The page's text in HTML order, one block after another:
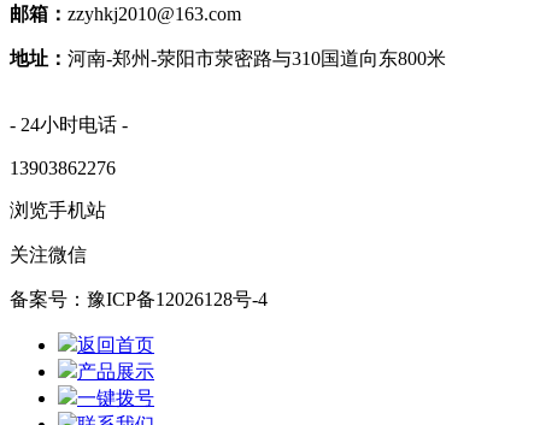
邮箱： zzyhkj2010@163.com
地址： 河南-郑州-荥阳市荥密路与310国道向东800米
- 24小时电话 -
13903862276
浏览手机站
关注微信
备案号：豫ICP备12026128号-4
返回首页
产品展示
一键拨号